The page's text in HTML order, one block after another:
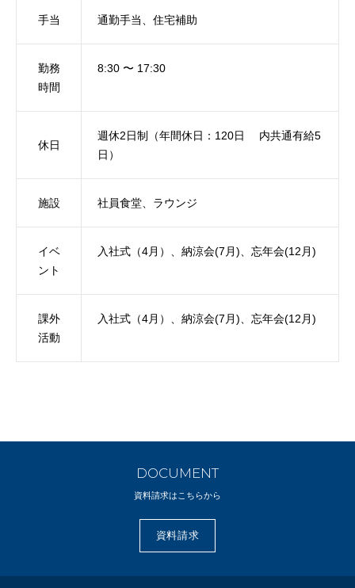
手当 通勤手当、住宅補助
勤務
時間
8:30 〜 17:30
休日
週休2日制（年間休日：120日 内共通有給5
日）
施設 社員食堂、ラウンジ
イベ
ント
入社式（4月）、納涼会(7月)、忘年会(12月)
課外
活動
入社式（4月）、納涼会(7月)、忘年会(12月)
DOCUMENT
資料請求はこちらから
資料請求